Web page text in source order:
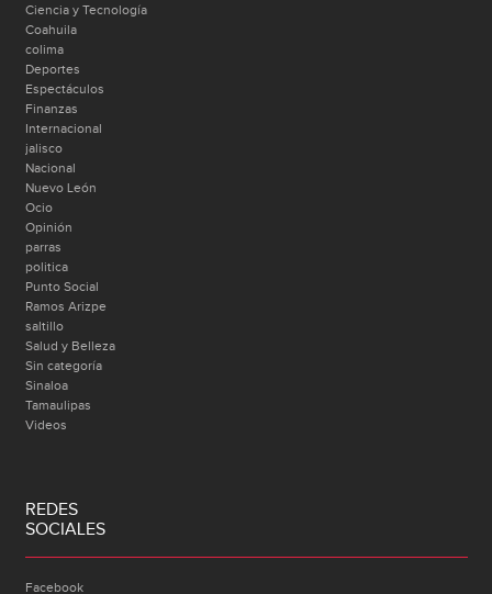
Ciencia y Tecnología
Coahuila
colima
Deportes
Espectáculos
Finanzas
Internacional
jalisco
Nacional
Nuevo León
Ocio
Opinión
parras
politica
Punto Social
Ramos Arizpe
saltillo
Salud y Belleza
Sin categoría
Sinaloa
Tamaulipas
Videos
REDES
SOCIALES
Facebook